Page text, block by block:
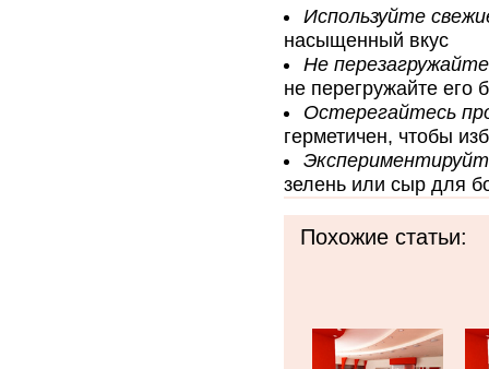
Используйте
насыщенный вкус
Не
не перегружайте его
Остерегайтесь
герметичен, чтобы
зелень или сыр для
Похожие статьи: